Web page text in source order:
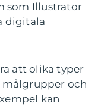
som Illustrator
digitala
att olika typer
målgrupper och
kan